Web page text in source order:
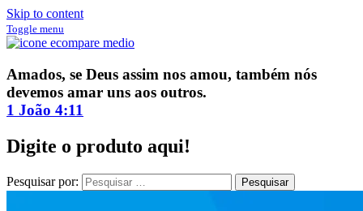
Skip to content
Toggle menu
ECompare e EConomize
ECompare e EConomize nas Lojas dos principais Marketplaces
brasileiros
Amados, se Deus assim nos amou, também nós
devemos amar uns aos outros.
1 João 4:11
Digite o produto aqui!
Pesquisar por: